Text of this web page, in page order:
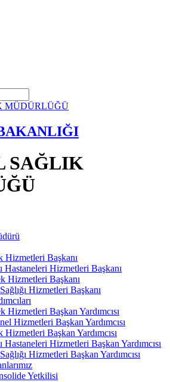
SAĞLIK
Hizmetleri Başkanı
Hastaneleri Hizmetleri Başkanı
Hizmetleri Başkanı
Hizmetleri Başkanı
Hizmetleri Başkan Yardımcısı
Hizmetleri Başkan Yardımcısı
Hizmetleri Başkan Yardımcısı
Hastaneleri Hizmetleri Başkan Yardımcısı
Hizmetleri Başkan Yardımcısı
Yetkilisi